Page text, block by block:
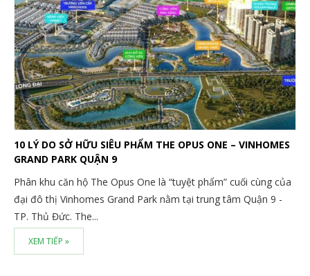
10 LÝ DO SỞ HỮU SIÊU PHẨM THE OPUS ONE – VINHOMES
GRAND PARK QUẬN 9
Phân khu căn hộ The Opus One là “tuyệt phẩm” cuối cùng của
đại đô thị Vinhomes Grand Park nằm tại trung tâm Quận 9 -
TP. Thủ Đức. The...
XEM TIẾP »